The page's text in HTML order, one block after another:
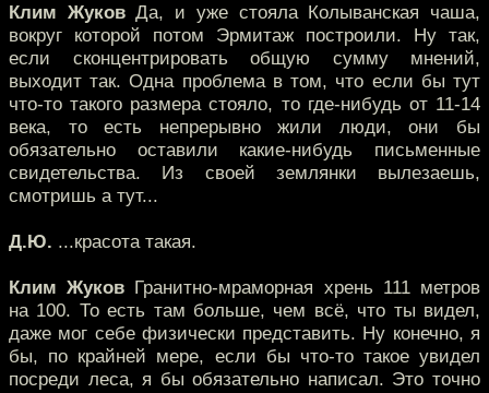
Клим ЖуковДа, и уже стояла Колыванская чаша,
вокруг которой потом Эрмитаж построили. Ну так,
если сконцентрировать общую сумму мнений,
выходит так. Одна проблема в том, что если бы тут
что-то такого размера стояло, то где-нибудь от 11-14
века, то есть непрерывно жили люди, они бы
обязательно оставили какие-нибудь письменные
свидетельства. Из своей землянки вылезаешь,
смотришь а тут...
Д.Ю. ...красота такая.
Клим Жуков Гранитно-мраморная хрень 111 метров
на 100. То есть там больше, чем всё, что ты видел,
даже мог себе физически представить. Ну конечно, я
бы, по крайней мере, если бы что-то такое увидел
посреди леса, я бы обязательно написал. Это точно